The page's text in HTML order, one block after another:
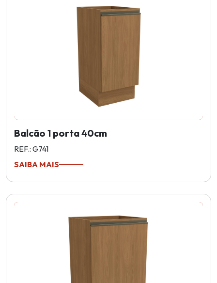
Balcão 1 porta 40cm
REF.: G741
SAIBA MAIS